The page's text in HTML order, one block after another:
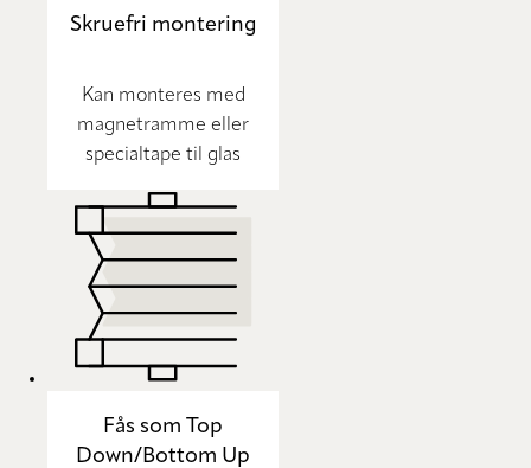
Skruefri montering
Kan monteres med
magnetramme eller
specialtape til glas
Fås som Top
Down/Bottom Up